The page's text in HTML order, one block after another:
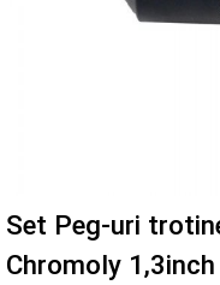
Set Peg-uri
Chromoly